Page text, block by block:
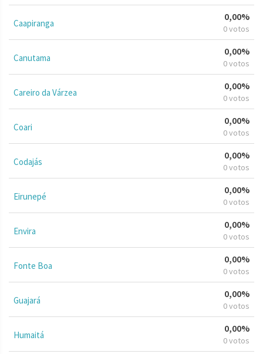
Caapiranga
0,00%
0 votos
Canutama
0,00%
0 votos
Careiro da Várzea
0,00%
0 votos
Coari
0,00%
0 votos
Codajás
0,00%
0 votos
Eirunepé
0,00%
0 votos
Envira
0,00%
0 votos
Fonte Boa
0,00%
0 votos
Guajará
0,00%
0 votos
Humaitá
0,00%
0 votos